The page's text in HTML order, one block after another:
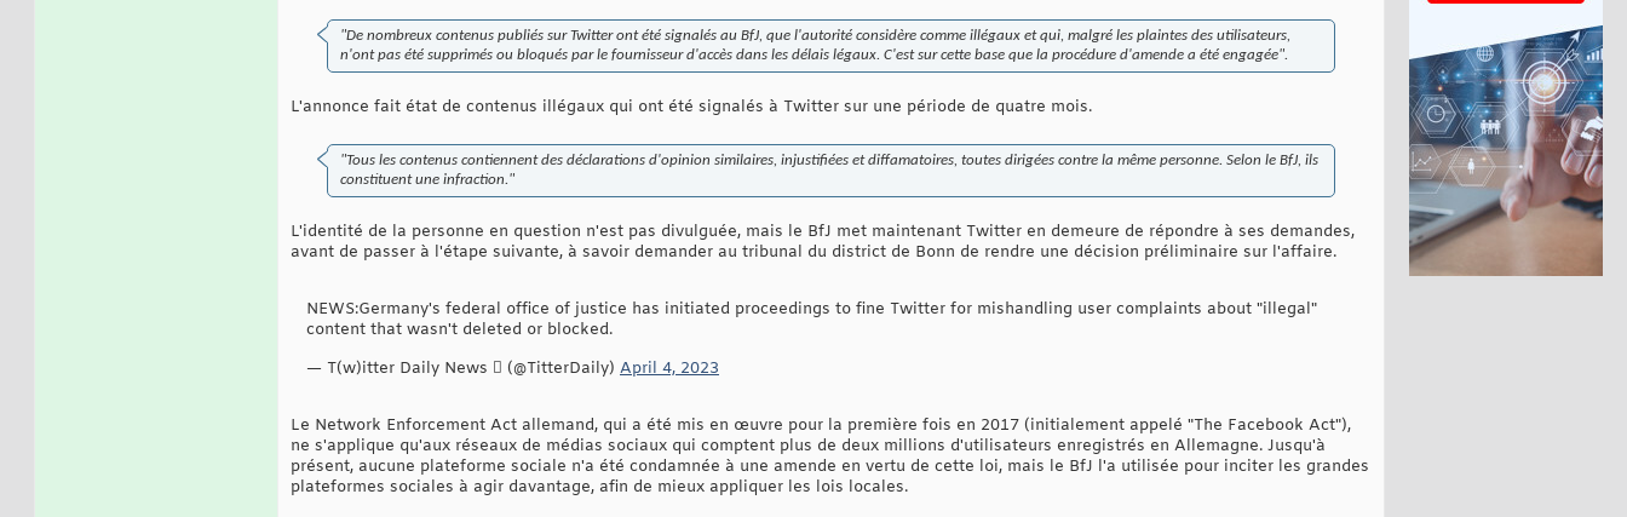
"De nombreux contenus publiés sur Twitter ont été signalés au BfJ, que l'autorité considère comme illégaux et qui, malgré les plaintes des utilisateurs,
n'ont pas été supprimés ou bloqués par le fournisseur d'accès dans les délais légaux. C'est sur cette base que la procédure d'amende a été engagée".
L'annonce fait état de contenus illégaux qui ont été signalés à Twitter sur une période de quatre mois.
"Tous les contenus contiennent des déclarations d'opinion similaires, injustifiées et diffamatoires, toutes dirigées contre la même personne. Selon le BfJ, ils
constituent une infraction."
L'identité de la personne en question n'est pas divulguée, mais le BfJ met maintenant Twitter en demeure de répondre à ses demandes,
avant de passer à l'étape suivante, à savoir demander au tribunal du district de Bonn de rendre une décision préliminaire sur l'affaire.
NEWS:Germany's federal office of justice has initiated proceedings to fine Twitter for mishandling user complaints about "illegal"
content that wasn't deleted or blocked.
— T(w)itter Daily News  (@TitterDaily) April 4, 2023
Le Network Enforcement Act allemand, qui a été mis en œuvre pour la première fois en 2017 (initialement appelé "The Facebook Act"),
ne s'applique qu'aux réseaux de médias sociaux qui comptent plus de deux millions d'utilisateurs enregistrés en Allemagne. Jusqu'à
présent, aucune plateforme sociale n'a été condamnée à une amende en vertu de cette loi, mais le BfJ l'a utilisée pour inciter les grandes
plateformes sociales à agir davantage, afin de mieux appliquer les lois locales.